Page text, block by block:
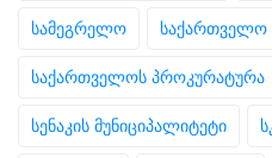
სამეგრელო საქართველო
საქართველოს პროკურატურა
სენაკის მუნიციპალიტეტი